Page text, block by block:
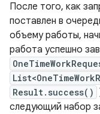
После того, как
поставлен в
объему работы,
работа успешно
Result.success()
следующий набор